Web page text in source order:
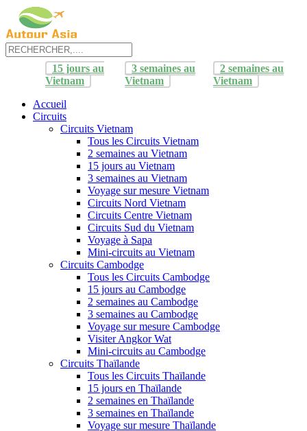
15 jours au
Vietnam
3 semaines au
Vietnam
2 semaines au
Vietnam
Accueil
Circuits
Circuits Vietnam
Tous les Circuits Vietnam
2 semaines au Vietnam
15 jours au Vietnam
3 semaines au Vietnam
Voyage sur mesure Vietnam
Circuits Nord Vietnam
Circuits Centre Vietnam
Circuits Sud du Vietnam
Voyage à Sapa
Mini-circuits au Vietnam
Circuits Cambodge
Tous les Circuits Cambodge
15 jours au Cambodge
2 semaines au Cambodge
3 semaines au Cambodge
Voyage sur mesure Cambodge
Visiter Angkor Wat
Mini-circuits au Cambodge
Circuits Thaïlande
Tous les Circuits Thaïlande
15 jours en Thaïlande
2 semaines en Thaïlande
3 semaines en Thaïlande
Voyage sur mesure Thaïlande